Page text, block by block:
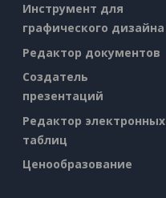
Инструмент для
графического дизайна
Редактор документов
Создатель
презентаций
Редактор электронных
таблиц
Ценообразование